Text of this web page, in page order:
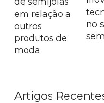
em relação a
outros
produtos de
moda
no
Artigos